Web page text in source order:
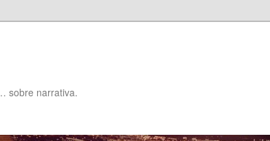
sobre narrativa.